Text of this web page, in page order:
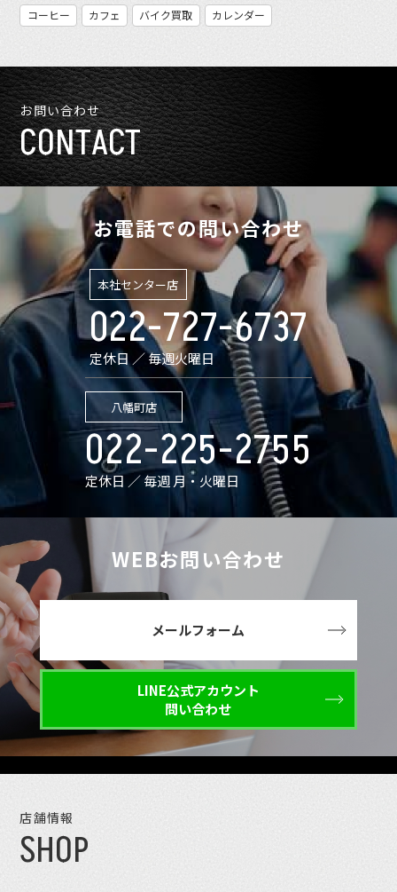
コーヒー
カフェ バイク買取 カレンダー
お問い合わせ
CONTACT
お電話での問い合わせ
本社センター店
022-727-6737
定休日 ／ 毎週火曜日
八幡町店
022-225-2755
定休日 ／ 毎週 月・火曜日
WEBお問い合わせ
メールフォーム
LINE公式アカウント
問い合わせ
店舗情報
SHOP